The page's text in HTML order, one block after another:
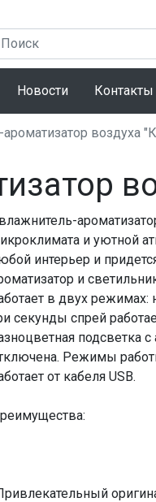
Новости Контакты
воздуха
и уютной
интерьер и
и
в двух
секунды спрей
подсветка
Режимы
от кабеля USВ.